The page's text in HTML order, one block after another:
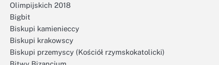
Olimpijskich 2018
Bigbit
Biskupi kamienieccy
Biskupi krakowscy
Biskupi przemyscy (Kościół rzymskokatolicki)